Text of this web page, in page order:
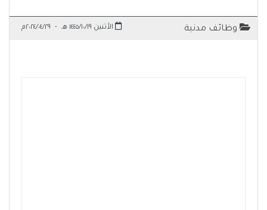
وظائف مدنية الأثنين ١٤٤٥/١٠/١٩ هـ - ٢٠٢٤/٠٤/٢٩م